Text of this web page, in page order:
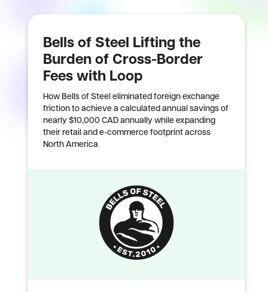
Bells of Steel Lifting the
Burden of Cross-Border
Fees with Loop
How Bells of Steel eliminated foreign exchange
friction to achieve a calculated annual savings of
nearly $10,000 CAD annually while expanding
their retail and e-commerce footprint across
North America